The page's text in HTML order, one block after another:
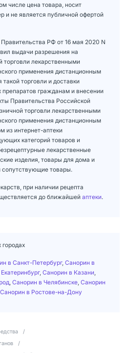
числе цена товара, носит
и не является публичной офертой
РФ от 16 мая 2020 N
выдачи разрешения на
торговли лекарственными
применения дистанционным
торговли и доставки
препаратов гражданам и внесении
Правительства Российской
торговли лекарственными
применения дистанционным
из интернет-аптеки
категорий товаров и
лекарственные
изделия, товары для дома и
сопутствующие товары.
при наличии рецепта
до ближайшей аптеки.
в Санкт-Петербург, Санорин в
, Санорин в Казани
Санорин в Челябинске Санорин
Санорин в Ростове-на-Дону
/
/